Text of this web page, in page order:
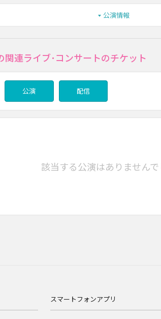
公演情報
関連ライブ･コンサートのチケット
公演 配信
該当する公演はありませんで
スマートフォンアプリ